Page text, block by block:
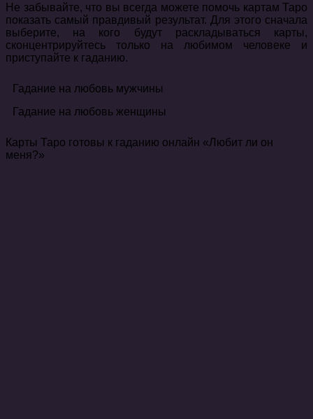
Не забывайте, что вы всегда можете помочь картам Таро
показать самый правдивый результат. Для этого сначала
выберите, на кого будут раскладываться карты,
сконцентрируйтесь только на любимом человеке и
приступайте к гаданию.
Гадание на любовь мужчины
Гадание на любовь женщины
Карты Таро готовы к гаданию онлайн «Любит ли он
меня?»